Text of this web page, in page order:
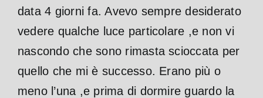
data 4 giorni fa. Avevo sempre desiderato
vedere qualche luce particolare ,e non vi
nascondo che sono rimasta scioccata per
quello che mi è successo. Erano più o
meno l’una ,e prima di dormire guardo la